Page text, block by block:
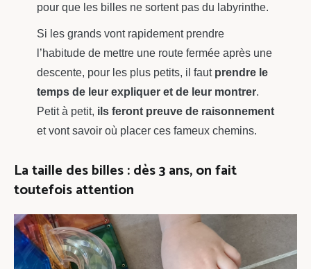
pour que les billes ne sortent pas du labyrinthe.
Si les grands vont rapidement prendre
l’habitude de mettre une route fermée après une
descente, pour les plus petits, il faut prendre le
temps de leur expliquer et de leur montrer.
Petit à petit, ils feront preuve de raisonnement
et vont savoir où placer ces fameux chemins.
La taille des billes : dès 3 ans, on fait
toutefois attention